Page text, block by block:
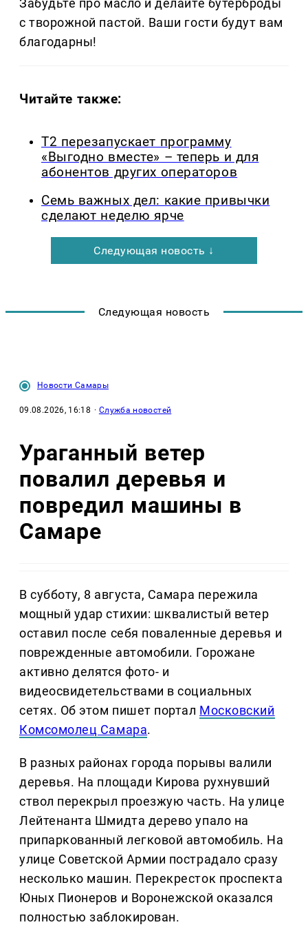
Забудьте про масло и делайте бутерброды
с творожной пастой. Ваши гости будут вам
благодарны!
Читайте также:
Т2 перезапускает программу
«Выгодно вместе» – теперь и для
абонентов других операторов
Семь важных дел: какие привычки
сделают неделю ярче
Следующая новость ↓
Следующая новость
Новости Самары
09.08.2026, 16:18 · Служба новостей
Ураганный ветер
повалил деревья и
повредил машины в
Самаре
В субботу, 8 августа, Самара пережила
мощный удар стихии: шквалистый ветер
оставил после себя поваленные деревья и
поврежденные автомобили. Горожане
активно делятся фото- и
видеосвидетельствами в социальных
сетях. Об этом пишет портал Московский
Комсомолец Самара.
В разных районах города порывы валили
деревья. На площади Кирова рухнувший
ствол перекрыл проезжую часть. На улице
Лейтенанта Шмидта дерево упало на
припаркованный легковой автомобиль. На
улице Советской Армии пострадало сразу
несколько машин. Перекресток проспекта
Юных Пионеров и Воронежской оказался
полностью заблокирован.